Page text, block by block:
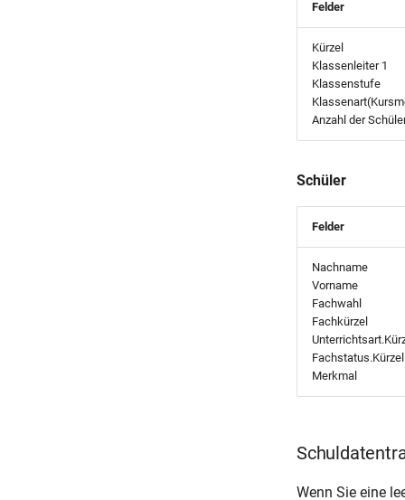
Felder
Kürzel
Klassenleiter 1
Klassenstufe
Anzahl der
Schüler
Felder
Nachname
Vorname
Fachwahl
Fachkürzel
Fachstatus.Kürzel
Merkmal
Wenn Sie eine